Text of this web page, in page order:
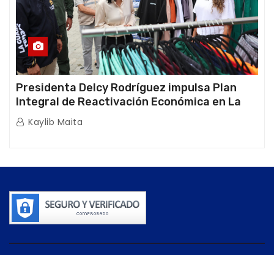
Presidenta Delcy Rodríguez impulsa Plan
Integral de Reactivación Económica en La
Guaira
Kaylib Maita